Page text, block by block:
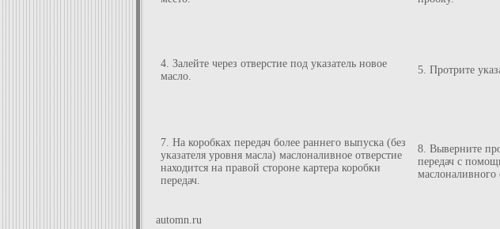
4. Залейте через отверстие под указатель новое
масло.
5. Протрите
7. На коробках передач более раннего выпуска (без
указателя уровня масла) маслоналивное отверстие
находится на правой стороне картера коробки
передач.
8. Выверните
передач с
маслоналивного
automn.ru